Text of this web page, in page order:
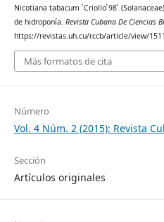
Nicotiana tabacum `Criollo ́98
de hidroponía. Revista Cubana De Ciencias
https://revistas.uh.cu/rccb/article/view/1511
Más formatos de cita
Número
Vol. 4 Núm. 2 (2015): Revista
Sección
Artículos originales